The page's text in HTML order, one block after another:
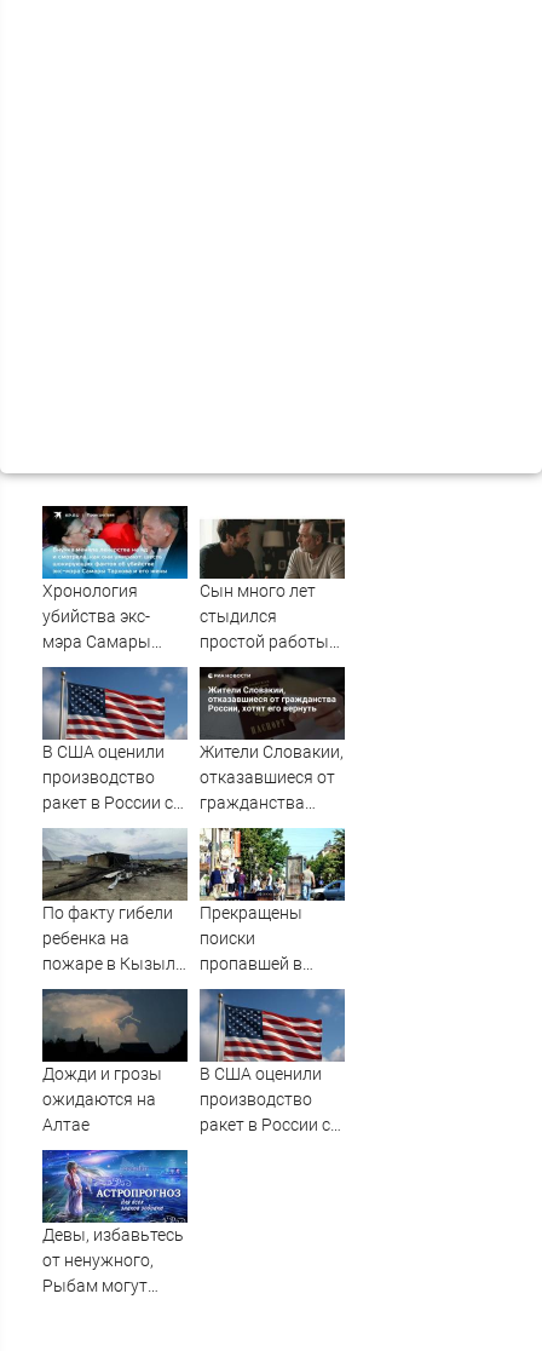
Хронология
убийства экс-
мэра Самары
Виктора Тархова
и его жены: шесть
шокирующих
фактов, новые
Сын много лет
стыдился
простой работы
отца, пока не
узнал, ради чего
тот отказался от
карьеры -
В США оценили
производство
ракет в России с
производством
"Пэтриотов"
Жители Словакии,
отказавшиеся от
гражданства
России, хотят его
вернуть
По факту гибели
ребенка на
пожаре в Кызыл-
Таше возбуждено
уголовное дело
Прекращены
поиски
пропавшей в
Твери женщины
Дожди и грозы
ожидаются на
Алтае
В США оценили
производство
ракет в России с
Девы, избавьтесь
от ненужного,
Рыбам могут